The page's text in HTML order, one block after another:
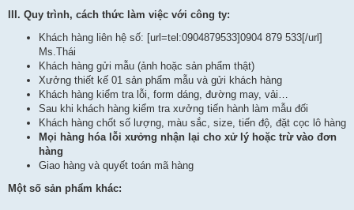
III. Quy trình, cách thức làm việc với công ty:
Khách hàng liên hệ số: [url=tel:0904879533]0904 879 533[/url]
Ms.Thái
Khách hàng gửi mẫu (ảnh hoặc sản phẩm thật)
Xưởng thiết kế 01 sản phẩm mẫu và gửi khách hàng
Khách hàng kiểm tra lỗi, form dáng, đường may, vải…
Sau khi khách hàng kiểm tra xưởng tiến hành làm mẫu đối
Khách hàng chốt số lượng, màu sắc, size, tiến độ, đặt cọc lô hàng
Mọi hàng hóa lỗi xưởng nhận lại cho xử lý hoặc trừ vào đơn
hàng
Giao hàng và quyết toán mã hàng
Một số sản phẩm khác: